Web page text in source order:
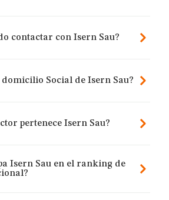
contactar con Isern Sau?
domicilio Social de Isern Sau?
pertenece Isern Sau?
Isern Sau en el ranking de